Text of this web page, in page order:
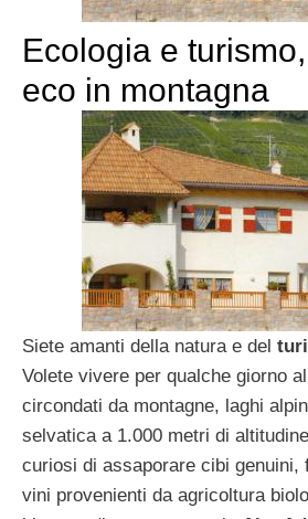
Ecologia e
eco in montagna
Siete amanti della natura e del
Volete vivere per qualche giorno
circondati da montagne, laghi
selvatica a 1.000 metri di
curiosi di assaporare cibi genuini,
vini provenienti da agricoltura